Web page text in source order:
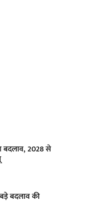
बदलाव, 2028 से
बदलाव की